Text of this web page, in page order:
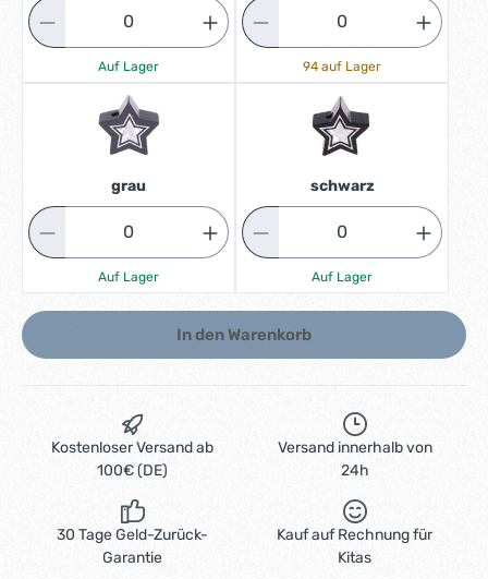
Auf Lager 94 auf Lager
grau
Auf Lager
schwarz
Auf Lager
In den Warenkorb
Kostenloser Versand ab
100€ (DE)
Versand innerhalb von
24h
30 Tage Geld-Zurück-
Garantie
Kauf auf Rechnung für
Kitas